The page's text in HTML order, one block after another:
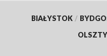
BIAŁYSTOK /